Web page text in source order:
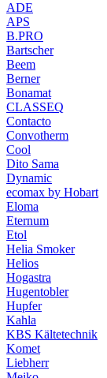
ADE
APS
B.PRO
Bartscher
Beem
Berner
Bonamat
CLASSEQ
Contacto
Convotherm
Cool
Dito Sama
Dynamic
ecomax by Hobart
Eloma
Eternum
Etol
Helia Smoker
Helios
Hogastra
Hugentobler
Hupfer
Kahla
KBS Kältetechnik
Komet
Liebherr